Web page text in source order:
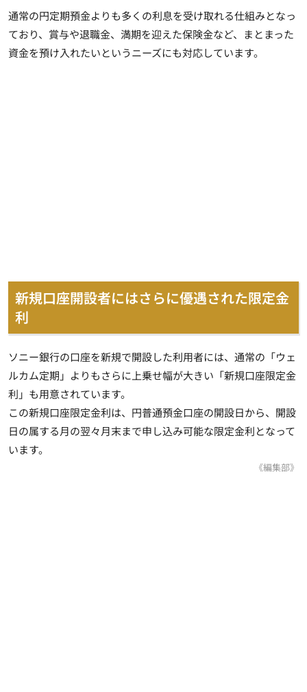
通常の円定期預金よりも多くの利息を受け取れる仕組みとなっ
ており、賞与や退職金、満期を迎えた保険金など、まとまった
資金を預け入れたいというニーズにも対応しています。
新規口座開設者にはさらに優遇された限定金
利
ソニー銀行の口座を新規で開設した利用者には、通常の「ウェ
ルカム定期」よりもさらに上乗せ幅が大きい「新規口座限定金
利」も用意されています。
この新規口座限定金利は、円普通預金口座の開設日から、開設
日の属する月の翌々月末まで申し込み可能な限定金利となって
います。
《編集部》